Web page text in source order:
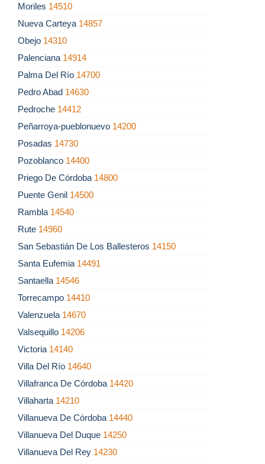
Moriles 14510
Nueva Carteya 14857
Obejo 14310
Palenciana 14914
Palma Del Río 14700
Pedro Abad 14630
Pedroche 14412
Peñarroya-pueblonuevo 14200
Posadas 14730
Pozoblanco 14400
Priego De Córdoba 14800
Puente Genil 14500
Rambla 14540
Rute 14960
San Sebastián De Los Ballesteros 14150
Santa Eufemia 14491
Santaella 14546
Torrecampo 14410
Valenzuela 14670
Valsequillo 14206
Victoria 14140
Villa Del Río 14640
Villafranca De Córdoba 14420
Villaharta 14210
Villanueva De Córdoba 14440
Villanueva Del Duque 14250
Villanueva Del Rey 14230